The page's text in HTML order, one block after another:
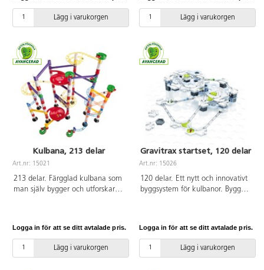
de kan bygga allt mer
avancerade banor. Bygg en stor
eller flera mindre banor.
byggplattor i olika former, samt
små tillbehör som kan läggas till
längs kulans väg. 6 st kulor ingår.
Byggbeskrivning medföljer. Av
ABS. PVC-fri. Från 3 år.
Lägg i varukorgen
de kan bygga allt mer
avancerade banor. Innehåller
transparent färgade byggplattor i
som kan läggas till längs kulans
väg. 4 st kulor ingår.
Byggbeskrivning medföljer. Av
ABS. PVC-fri. Från 3 år.
Lägg i varukorgen
Kulbana, 213 delar
Art.nr: 15021
213 delar. Färgglad kulbana som
man själv bygger och utforskar
eget tycke. Innehåller pelare,
kurvor, raka banor, snurrande hjul
m.m. Av ABS, PP, POM och PE.
Logga in för att se ditt avtalade pris.
Lägg i varukorgen
Gravitrax startset, 120 delar
Art.nr: 15026
120 delar. Ett nytt och innovativt
byggsystem för kulbanor. Bygg
de analytiska förmågorna kring
orsak och verkan. GraviTrax®
kulbanesystem kan byggas i
Logga in för att se ditt avtalade pris.
Lägg i varukorgen